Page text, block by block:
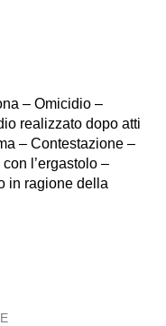
– Omicidio –
realizzato dopo atti
– Contestazione –
l’ergastolo –
in ragione della